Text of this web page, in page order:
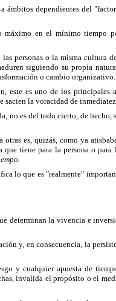
dependientes del
en el mínimo tiempo
personas o la misma cultura
siguiendo su propia
o cambio organizativo.
este es uno de los
sacien la voracidad de
no es del todo cierto, de
otras es, quizás, como ya
tiene para la persona o
lo que es "realmente"
determinan la vivencia e
y, en consecuencia, la
y cualquier apuesta de
invalida el propósito o el